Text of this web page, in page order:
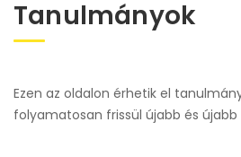
Tanulmányok
Ezen az oldalon érhetik el
folyamatosan frissül újabb és